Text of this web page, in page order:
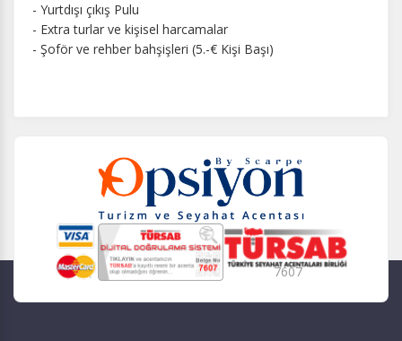
- Yurtdışı çıkış Pulu
- Extra turlar ve kişisel harcamalar
- Şoför ve rehber bahşişleri (5.-€ Kişi Başı)
7607